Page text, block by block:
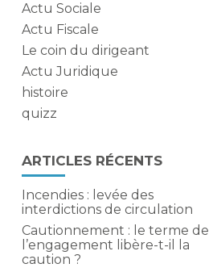
Actu Sociale
Actu Fiscale
Le coin du dirigeant
Actu Juridique
histoire
quizz
ARTICLES RÉCENTS
Incendies : levée des
interdictions de circulation
Cautionnement : le terme de
l’engagement libère-t-il la
caution ?